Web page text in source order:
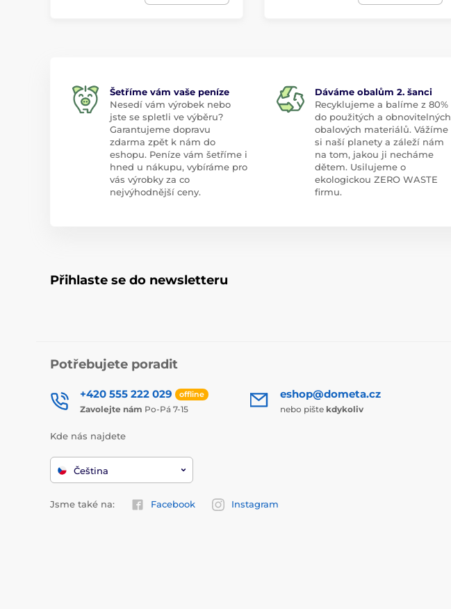
Šetříme vám vaše peníze
Nesedí vám výrobek nebo
jste se spletli ve výběru?
Garantujeme dopravu
zdarma zpět k nám do
eshopu. Peníze vám šetříme i
hned u nákupu, vybíráme pro
vás výrobky za co
nejvýhodnější ceny.
Dáváme obalům 2. šanci
Recyklujeme a balíme z 80%
do použitých a obnovitelných
obalových materiálů. Vážíme
si naší planety a záleží nám
na tom, jakou ji necháme
dětem. Usilujeme o
ekologickou ZERO WASTE
firmu.
Přihlaste se do newsletteru
Potřebujete poradit
+420 555 222 029 offline
Zavolejte nám Po-Pá 7-15
eshop@dometa.cz
nebo pište kdykoliv
Kde nás najdete
Čeština
Jsme také na: Facebook Instagram